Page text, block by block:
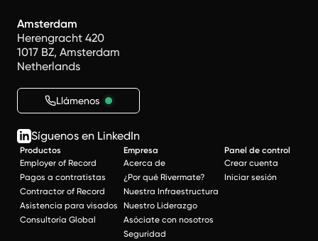
Amsterdam
Herengracht 420
1017 BZ, Amsterdam
Netherlands
Llámenos
Síguenos en LinkedIn
Productos
Employer of Record
Pagos a contratistas
Contractor of Record
Asistencia para visados
Consultoría Global
Empresa
Acerca de
¿Por qué Rivermate?
Nuestra Infraestructura
Nuestro Liderazgo
Asóciate con nosotros
Seguridad
Panel de control
Crear cuenta
Iniciar sesión